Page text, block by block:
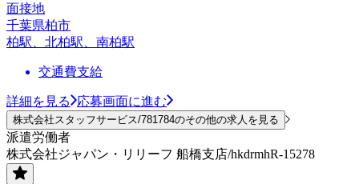
面接地
千葉県柏市
柏駅、北柏駅、南柏駅
交通費支給
詳細を見る 応募画面に進む
株式会社スタッフサービス/781784のその他の求人を見る
派遣労働者
株式会社ジャパン・リリーフ 船橋支店/hkdrmhR-15278